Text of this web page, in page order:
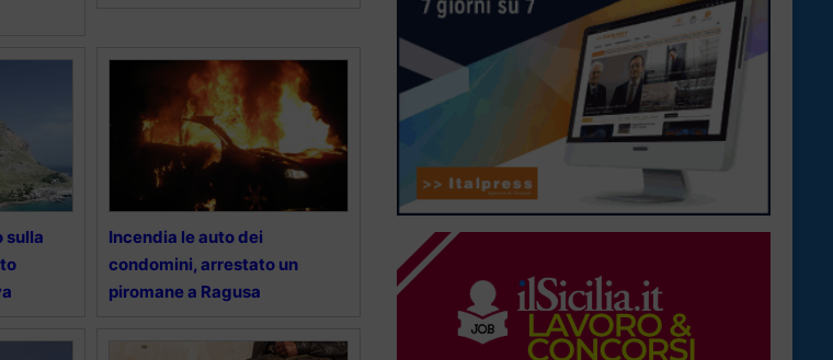
sulla
Incendia le auto dei
condomini, arrestato un
piromane a Ragusa